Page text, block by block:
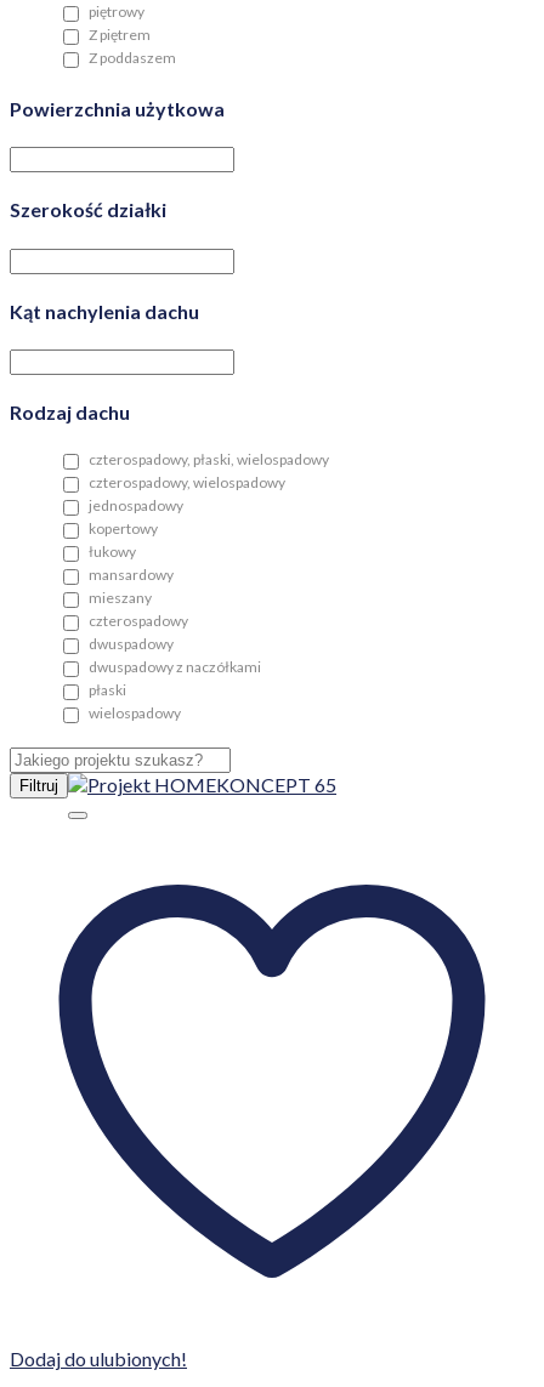
piętrowy
Z piętrem
Z poddaszem
Powierzchnia użytkowa
Szerokość działki
Kąt nachylenia dachu
Rodzaj dachu
czterospadowy, płaski, wielospadowy
czterospadowy, wielospadowy
jednospadowy
kopertowy
łukowy
mansardowy
mieszany
czterospadowy
dwuspadowy
dwuspadowy z naczółkami
płaski
wielospadowy
Filtruj
Dodaj do ulubionych!